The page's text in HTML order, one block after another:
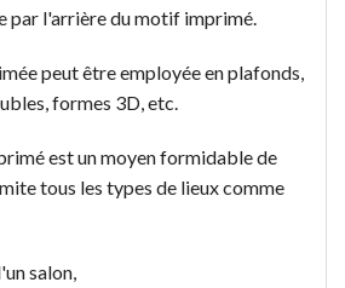
par l'arrière du motif imprimé.
peut être employée en plafonds,
formes 3D, etc.
est un moyen formidable de
tous les types de lieux comme
salon,